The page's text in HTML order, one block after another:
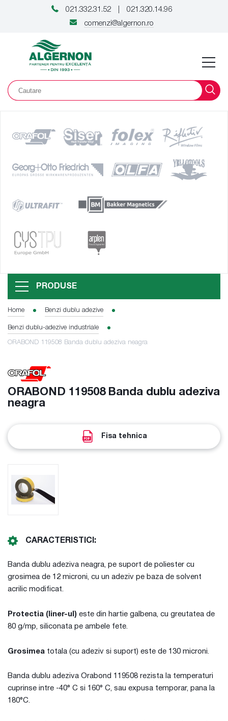
021.332.31.52
021.320.14.96
comenzi@algernon.ro
PRODUSE
Home Benzi dublu adezive
Benzi dublu-adezive industriale
ORABOND 119508 Banda dublu adeziva neagra
ORABOND 119508 Banda dublu adeziva
neagra
Fisa tehnica
CARACTERISTICI:
Banda dublu adeziva neagra, pe suport de poliester cu
grosimea de 12 microni, cu un adeziv pe baza de solvent
acrilic modificat.
Protectia (liner-ul) este din hartie galbena, cu greutatea de
80 g/mp, siliconata pe ambele fete.
Grosimea totala (cu adeziv si suport) este de 130 microni.
Banda dublu adeziva Orabond 119508 rezista la temperaturi
cuprinse intre -40° C si 160° C, sau expusa temporar, pana la
180°C.